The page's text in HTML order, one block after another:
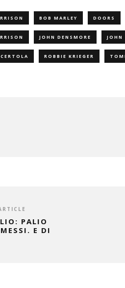
BOB MARLEY DOORS
JOHN DENSMORE JOHN
ROBBIE KRIEGER
PALIO
E DI